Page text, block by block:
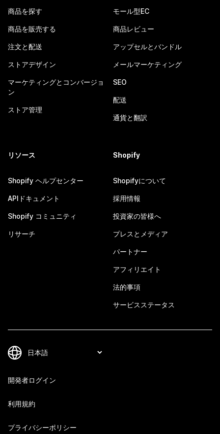
商品を探す
商品を販売する
注文と配送
ストアデザイン
マーケティングとコンバージョ
ン
ストア管理
モール型EC
商品レビュー
アップセルとバンドル
メールマーケティング
SEO
配送
通貨と翻訳
リソース
Shopify ヘルプセンター
APIドキュメント
Shopify コミュニティ
リサーチ
Shopify
Shopifyについて
採用情報
投資家の皆様へ
プレスとメディア
パートナー
アフィリエイト
法的事項
サービスステータス
開発者ログイン
利用規約
プライバシーポリシー